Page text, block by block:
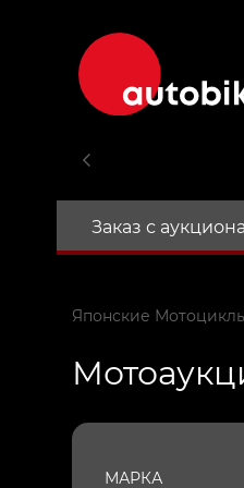
Заказ с аукциона
Японские
МАРКА